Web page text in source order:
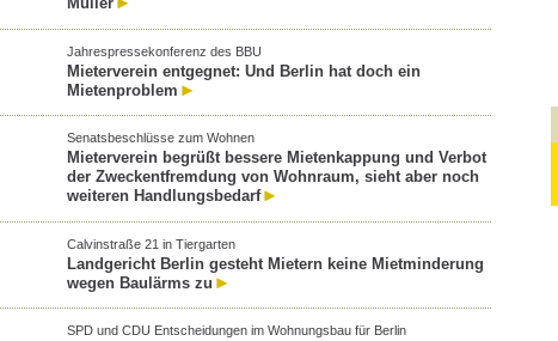
Jahrespressekonferenz des BBU
Mieterverein entgegnet: Und Berlin hat doch ein
Mietenproblem
Senatsbeschlüsse zum Wohnen
Mieterverein begrüßt bessere Mietenkappung und Verbot
der Zweckentfremdung von Wohnraum, sieht aber noch
weiteren Handlungsbedarf
Calvinstraße 21 in Tiergarten
Landgericht Berlin gesteht Mietern keine Mietminderung
wegen Baulärms zu
SPD und CDU Entscheidungen im Wohnungsbau für Berlin